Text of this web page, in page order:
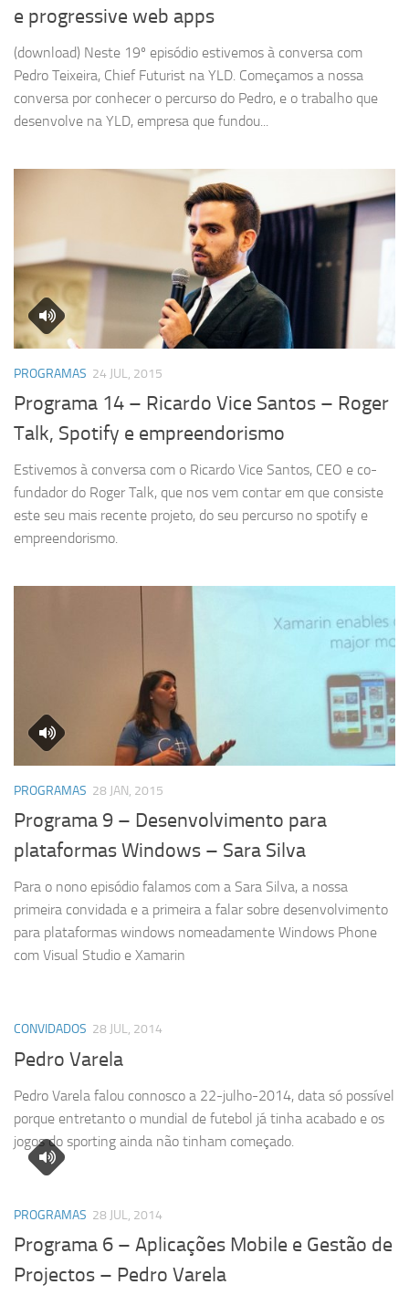
e progressive web apps
(download) Neste 19º episódio estivemos à conversa com
Pedro Teixeira, Chief Futurist na YLD. Começamos a nossa
conversa por conhecer o percurso do Pedro, e o trabalho que
desenvolve na YLD, empresa que fundou...
PROGRAMAS 24 JUL, 2015
Programa 14 – Ricardo Vice Santos – Roger
Talk, Spotify e empreendorismo
Estivemos à conversa com o Ricardo Vice Santos, CEO e co-
fundador do Roger Talk, que nos vem contar em que consiste
este seu mais recente projeto, do seu percurso no spotify e
empreendorismo.
PROGRAMAS 28 JAN, 2015
Programa 9 – Desenvolvimento para
plataformas Windows – Sara Silva
Para o nono episódio falamos com a Sara Silva, a nossa
primeira convidada e a primeira a falar sobre desenvolvimento
para plataformas windows nomeadamente Windows Phone
com Visual Studio e Xamarin
CONVIDADOS 28 JUL, 2014
Pedro Varela
Pedro Varela falou connosco a 22-julho-2014, data só possível
porque entretanto o mundial de futebol já tinha acabado e os
jogos do sporting ainda não tinham começado.
PROGRAMAS 28 JUL, 2014
Programa 6 – Aplicações Mobile e Gestão de
Projectos – Pedro Varela